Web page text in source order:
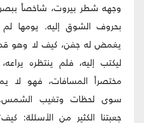
وجهه شطر بيروت، شاخصاً
بحروف الشوق إليه. يومها لم
يغمض له جفن، كيف لا وهو قد
ليكتب إليه، فلم ينتظره
مختصراً المسافات، فهو لا
سوى لحظات وتغيب الشمس.
جعبتنا الكثير من الأسئلة: